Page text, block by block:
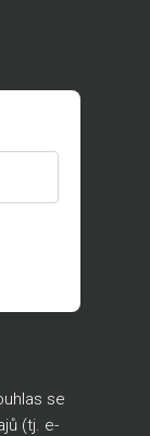
se
(tj. e-